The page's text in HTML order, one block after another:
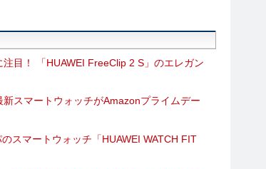
目！ 「HUAWEI FreeClip 2 S」のエレガン
新スマートウォッチがAmazonプライムデー
スマートウォッチ「HUAWEI WATCH FIT